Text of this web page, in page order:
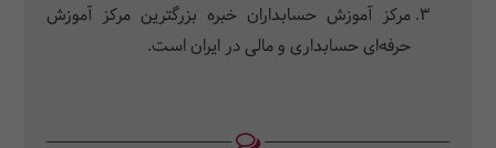
مرکز آموزش حسابداران خبره بزرگترین مرکز آموزش
حرفه‌ای حسابداری و مالی در ایران است.